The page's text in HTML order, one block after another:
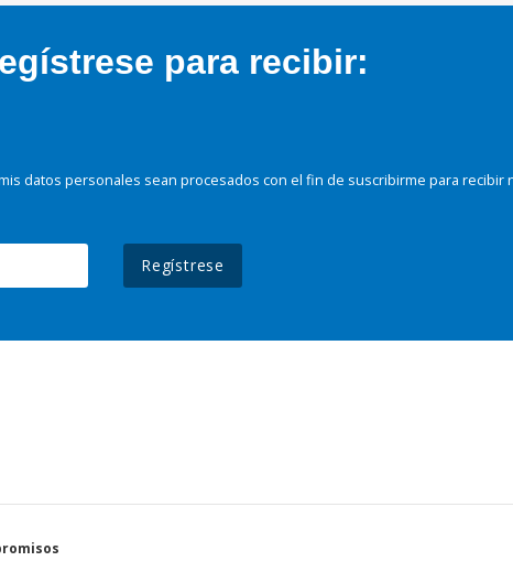
para recibir:
datos personales sean procesados con el fin de suscribirme para
Regístrese